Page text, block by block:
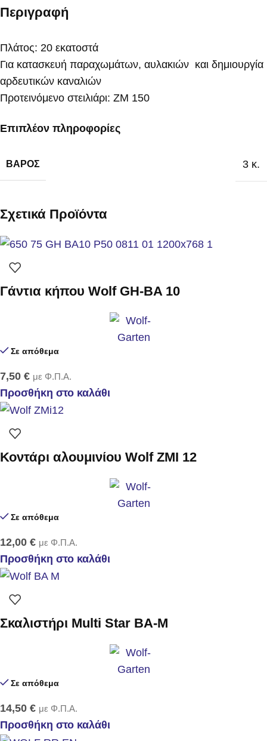
Περιγραφή
Πλάτος: 20 εκατοστά
Για κατασκευή παραχωμάτων, αυλακιών και δημιουργία
αρδευτικών καναλιών
Προτεινόμενο στειλιάρι: ZM 150
Επιπλέον πληροφορίες
ΒΆΡΟΣ 3 κ.
Σχετικά Προϊόντα
Γάντια κήπου Wolf GH-BA 10
Σε απόθεμα
7,50 € με Φ.Π.Α.
Προσθήκη στο καλάθι
Κοντάρι αλουμινίου Wolf ZMI 12
Σε απόθεμα
12,00 € με Φ.Π.Α.
Προσθήκη στο καλάθι
Σκαλιστήρι Multi Star BA-M
Σε απόθεμα
14,50 € με Φ.Π.Α.
Προσθήκη στο καλάθι